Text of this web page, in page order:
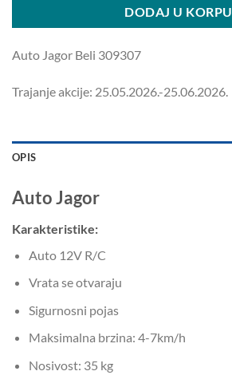
DODAJ U KORPU
Auto Jagor Beli 309307
Trajanje akcije: 25.05.2026.-25.06.2026.
OPIS
Auto Jagor
Karakteristike:
Auto 12V R/C
Vrata se otvaraju
Sigurnosni pojas
Maksimalna brzina: 4-7km/h
Nosivost: 35 kg